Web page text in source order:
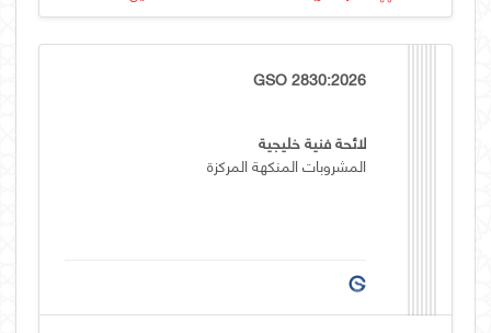
GSO 2830:2026
لائحة فنية خليجية
المشروبات المنكهة المركزة